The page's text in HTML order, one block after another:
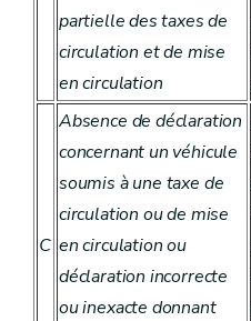
partielle des taxes de
circulation et de mise
en circulation
C
Absence de déclaration
concernant un véhicule
soumis à une taxe de
circulation ou de mise
en circulation ou
déclaration incorrecte
ou inexacte donnant